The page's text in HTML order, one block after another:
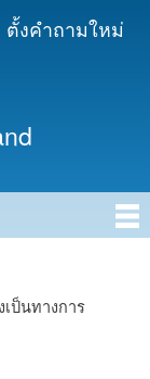
ตั้งคำถามใหม่
ป็นทางการ